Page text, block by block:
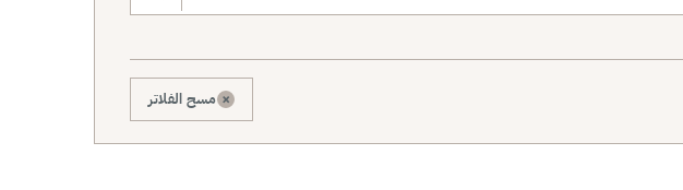
× مسح الفلاتر